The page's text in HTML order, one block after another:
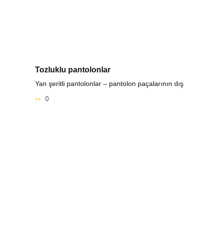
Tozluklu pantolonlar
Yan şeritli pantolonlar – pantolon paçalarının dış
0